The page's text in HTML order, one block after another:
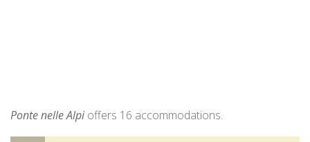
Ponte nelle Alpi offers 16 accommodations.